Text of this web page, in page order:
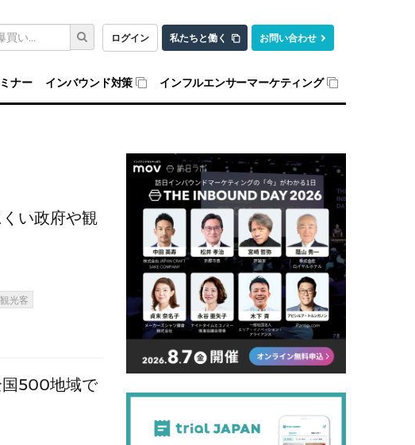
ログイン 私たちと働く お問い合わせ
ナー インバウンド対策 インフルエンサーマーケティング
い政府や観
光客
国500地域で